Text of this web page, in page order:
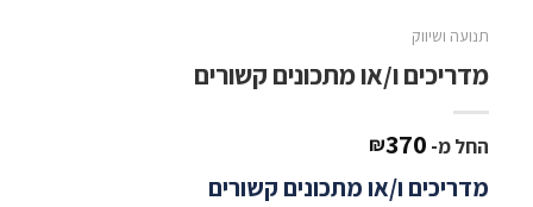
תנועה ושיווק
מדריכים ו/או מתכונים קשורים
החל מ- ₪370
מדריכים ו/או מתכונים קשורים